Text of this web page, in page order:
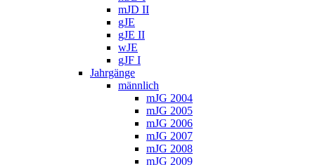
mJD II
gJE
gJE II
wJE
gJF I
Jahrgänge
männlich
mJG 2004
mJG 2005
mJG 2006
mJG 2007
mJG 2008
mJG 2009